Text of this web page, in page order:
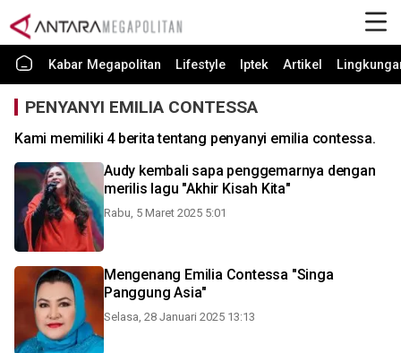
Kabar Megapolitan Lifestyle Iptek Artikel
PENYANYI EMILIA CONTESSA
Kami memiliki 4 berita tentang penyanyi emilia contessa.
Audy kembali sapa penggemarnya dengan
merilis lagu "Akhir Kisah Kita"
Rabu, 5 Maret 2025 5:01
Mengenang Emilia Contessa "Singa
Panggung Asia"
Selasa, 28 Januari 2025 13:13